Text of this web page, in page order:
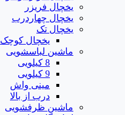
یخچال فریزر
یخچال چهاردرب
یخچال تک
یخچال کوچک
ماشین لباسشویی
8 کیلویی
9 کیلویی
مینی واش
درب از بالا
ماشین ظرفشویی